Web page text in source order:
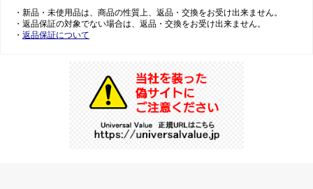
・新品・未使用品は、商品の性質上、返品・交換をお受け出来ません。
・返品保証の対象でない場合は、返品・交換をお受け出来ません。
・ 返品保証について